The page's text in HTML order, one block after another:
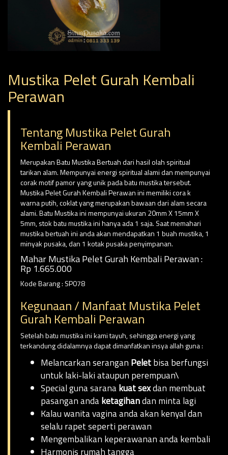
Mustika Pelet Gurah Kembali
Perawan
Tentang Mustika Pelet Gurah
Kembali Perawan
Merupakan Batu Mustika Bertuah dari hasil olah spiritual
tarikan alam. Mempunyai energi spiritual alami dan mempunyai
corak motif pamor yang unik pada batu mustika tersebut.
Mustika Pelet Gurah Kembali Perawan ini memiliki cora k
warna putih, coklat yang merupakan bawaan dari alam secara
alami. Batu Mustika ini mempunyai ukuran 20mm X 15mm X
5mm, stok batu mustika ini hanya ada 1 saja. Saat memahari
mustika bertuah ini anda akan mendapatkan 1 buah mustika, 1
minyak pusaka, dan 1 kotak pusaka penyimpanan.
Mahar Mustika Pelet Gurah Kembali Perawan :
Rp 1.665.000
Kode Barang : SP078
Kegunaan / Manfaat Mustika Pelet
Gurah Kembali Perawan
Setelah batu mustika ini kami tayuh, sehingga energi yang
terkandung didalamnya dapat dimanfatkan insya allah guna :
Melancarkan serangan Peletbisa berfungsi
untuk laki-laki ataupun perempuan\
Special guna saranakuat sexdan membuat
pasangan andaketagihandan minta lagi
Kalau wanita vagina anda akan kenyal dan
selalu rapet seperti perawan
Mengembalikan keperawanan anda kembali
Harmonis rumah tangga